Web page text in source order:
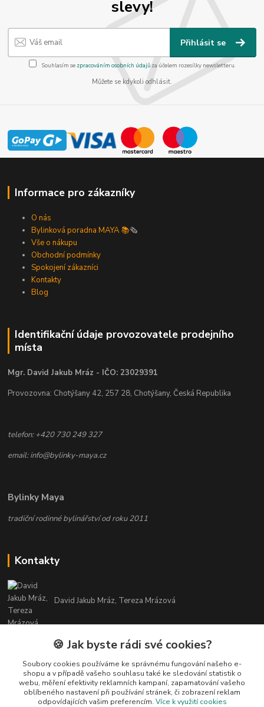
slevy!
Přihlásit se
Souhlasím se zpracováním osobních údajůza účelem rozesílky newsletteru.
Můžete se kdykoli odhlásit.
Informace pro zákazníky
O nás
Bylinková poradna MAYA 📚🗞️
Vše o nákupu
Obchodní podmínky
Spokojení zákazníci
Kontakty
Blog
Identifikační údaje provozovatele prodejního
místa
Mgr. David Jakub Mráz - IČO: 23029391
Provozovna: Chotýšany 42, 257 28, Chotýšany, Česká Republika
telefon: +420 730 249 327
email: info@bylinky-maya.cz
Bylinky Maya
tradiční rodinné bylinářství od roku 2011
Kontakty
David Jakub Mráz, Tereza Mrázová
info@bylinky-maya.cz
🍪 Jak byste rádi své cookies?
Soubory cookies používáme ke správnému fungování našeho e-
shopu a v případě vašeho souhlasu také ke sledování statistik o
webu, měření efektivity reklamních kampaní, zapamatování vašeho
oblíbeného nastavení při používání stránek, či zobrazení reklam
odpovídajících vašim preferencím. Více k využití cookies